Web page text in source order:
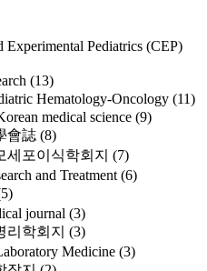
Experimental Pediatrics (CEP)
(13)
Hematology-Oncology (11)
medical science (9)
會誌 (8)
세포이식학회지 (7)
and Treatment (6)
journal (3)
리학회지 (3)
Medicine (3)